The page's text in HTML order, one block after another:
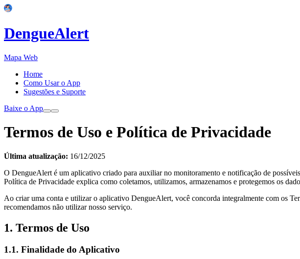
DengueAlert
Mapa Web
Home
Como Usar o App
Sugestões e Suporte
Baixe o App
Termos de Uso e Política de Privacidade
Última atualização: 16/12/2025
O DengueAlert é um aplicativo criado para auxiliar no monitoramento e notificação de
Política de Privacidade explica como coletamos, utilizamos, armazenamos e protegemos os
Ao criar uma conta e utilizar o aplicativo DengueAlert, você concorda integralmente com os
recomendamos não utilizar nosso serviço.
1. Termos de Uso
1.1. Finalidade do Aplicativo